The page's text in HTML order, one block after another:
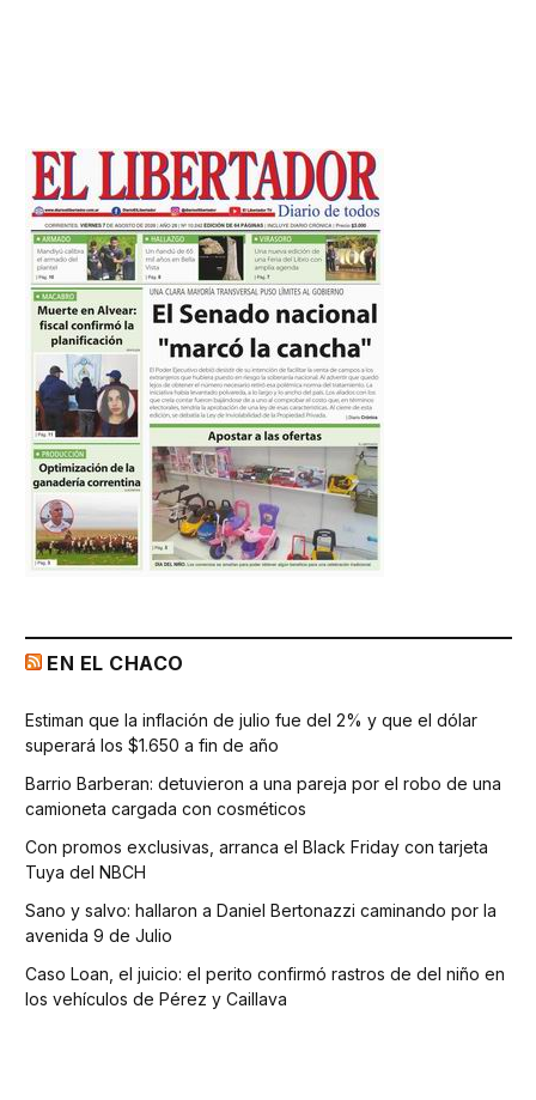
EN EL CHACO
Estiman que la inflación de julio fue del 2% y que el dólar
superará los $1.650 a fin de año
Barrio Barberan: detuvieron a una pareja por el robo de una
camioneta cargada con cosméticos
Con promos exclusivas, arranca el Black Friday con tarjeta
Tuya del NBCH
Sano y salvo: hallaron a Daniel Bertonazzi caminando por la
avenida 9 de Julio
Caso Loan, el juicio: el perito confirmó rastros de del niño en
los vehículos de Pérez y Caillava